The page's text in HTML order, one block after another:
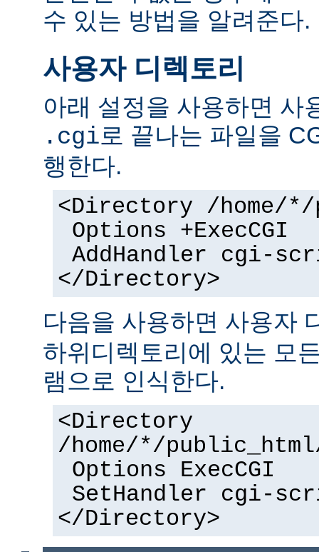
수 있는 방법을 알려준다.
사용자 디렉토리
아래 설정을 사용하면 사
.cgi로 끝나는 파일을
행한다.
<Directory /home/
Options +ExecCGI
AddHandler cgi-
</Directory>
다음을 사용하면 사용자
하위디렉토리에 있는 모
램으로 인식한다.
<Directory
/home/*/
Options ExecCGI
SetHandler cgi-
</Directory>